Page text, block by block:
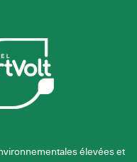
élevées et